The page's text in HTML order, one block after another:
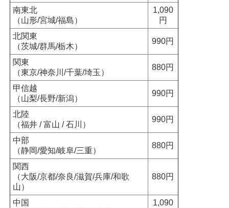
南東北
（山形/宮城/福島）
1,090
円
北関東
（茨城/群馬/栃木）
990円
関東
（東京/神奈川/千葉/埼玉）
880円
甲信越
（山梨/長野/新潟）
990円
北陸
（福井 / 富山 / 石川）
990円
中部
（静岡/愛知/岐阜/三重）
880円
関西
（大阪/京都/奈良/滋賀/兵庫/和歌
山）
880円
中国
1,090